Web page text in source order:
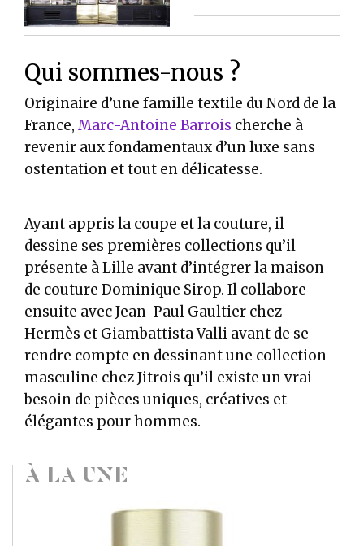
Qui sommes-nous ?
Originaire d’une famille textile du Nord de la
France, Marc-Antoine Barrois cherche à
revenir aux fondamentaux d’un luxe sans
ostentation et tout en délicatesse.
Ayant appris la coupe et la couture, il
dessine ses premières collections qu’il
présente à Lille avant d’intégrer la maison
de couture Dominique Sirop. Il collabore
ensuite avec Jean-Paul Gaultier chez
Hermès et Giambattista Valli avant de se
rendre compte en dessinant une collection
masculine chez Jitrois qu’il existe un vrai
besoin de pièces uniques, créatives et
élégantes pour hommes.
À LA UNE